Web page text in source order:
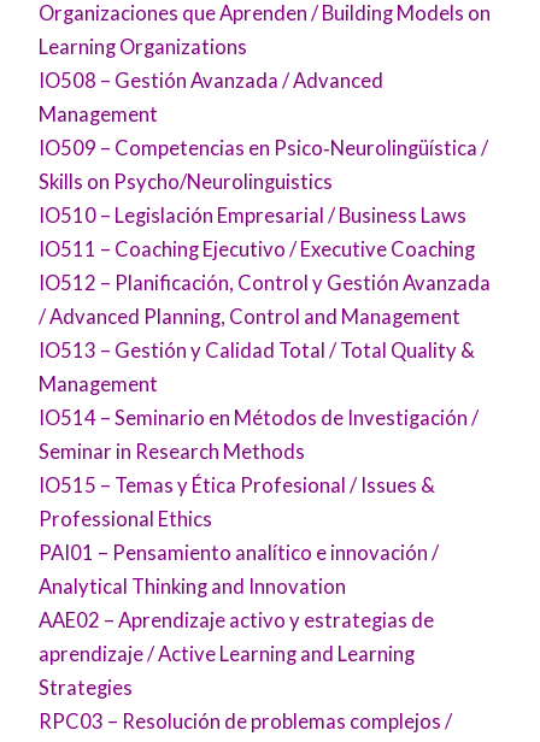
Organizaciones que Aprenden / Building Models on
Learning Organizations
IO508 – Gestión Avanzada / Advanced
Management
IO509 – Competencias en Psico‑Neurolingüística /
Skills on Psycho/Neurolinguistics
IO510 – Legislación Empresarial / Business Laws
IO511 – Coaching Ejecutivo / Executive Coaching
IO512 – Planificación, Control y Gestión Avanzada
/ Advanced Planning, Control and Management
IO513 – Gestión y Calidad Total / Total Quality &
Management
IO514 – Seminario en Métodos de Investigación /
Seminar in Research Methods
IO515 – Temas y Ética Profesional / Issues &
Professional Ethics
PAI01 – Pensamiento analítico e innovación /
Analytical Thinking and Innovation
AAE02 – Aprendizaje activo y estrategias de
aprendizaje / Active Learning and Learning
Strategies
RPC03 – Resolución de problemas complejos /